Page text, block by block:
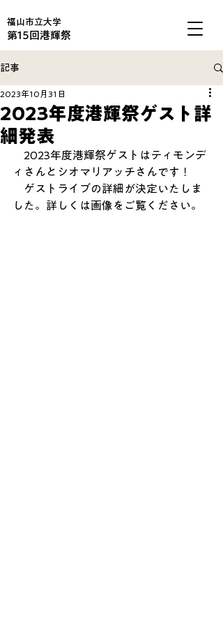
福山市立大学
第15回港輝祭
記事
2023年度港輝祭ゲスト詳
細発表
2023年10月31日
2023年度港輝祭ゲストはティモンデ
ィさんとシオマリアッチさんです！
ゲストライブの詳細が決定いたしま
した。詳しくは画像をご覧ください。